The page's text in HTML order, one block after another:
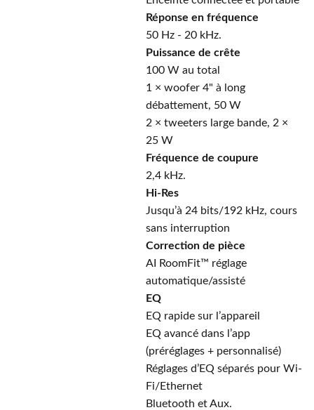
Réponse en fréquence
50 Hz - 20 kHz.
Puissance de crête
100 W au total
1 × woofer 4" à long
débattement, 50 W
2 × tweeters large bande, 2 ×
25 W
Fréquence de coupure
2,4 kHz.
Hi-Res
Jusqu’à 24 bits/192 kHz, cours
sans interruption
Correction de pièce
AI RoomFit™ réglage
automatique/assisté
EQ
EQ rapide sur l’appareil
EQ avancé dans l’app
(préréglages + personnalisé)
Réglages d’EQ séparés pour Wi-
Fi/Ethernet
Bluetooth et Aux.